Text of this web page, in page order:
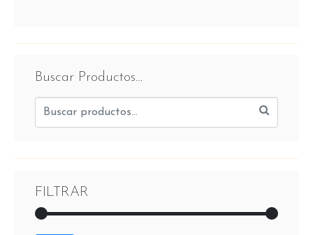
Buscar Productos…
FILTRAR